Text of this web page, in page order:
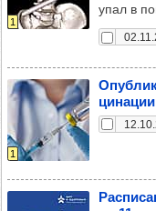
1
упал в
1